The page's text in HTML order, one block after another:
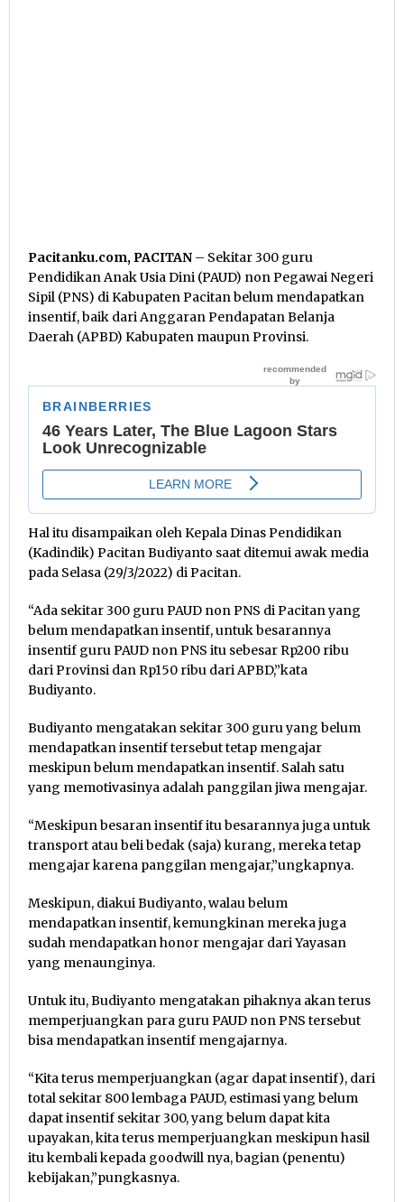
Pacitanku.com, PACITAN – Sekitar 300 guru
Pendidikan Anak Usia Dini (PAUD) non Pegawai Negeri
Sipil (PNS) di Kabupaten Pacitan belum mendapatkan
insentif, baik dari Anggaran Pendapatan Belanja
Daerah (APBD) Kabupaten maupun Provinsi.
Hal itu disampaikan oleh Kepala Dinas Pendidikan
(Kadindik) Pacitan Budiyanto saat ditemui awak media
pada Selasa (29/3/2022) di Pacitan.
“Ada sekitar 300 guru PAUD non PNS di Pacitan yang
belum mendapatkan insentif, untuk besarannya
insentif guru PAUD non PNS itu sebesar Rp200 ribu
dari Provinsi dan Rp150 ribu dari APBD,”kata
Budiyanto.
Budiyanto mengatakan sekitar 300 guru yang belum
mendapatkan insentif tersebut tetap mengajar
meskipun belum mendapatkan insentif. Salah satu
yang memotivasinya adalah panggilan jiwa mengajar.
“Meskipun besaran insentif itu besarannya juga untuk
transport atau beli bedak (saja) kurang, mereka tetap
mengajar karena panggilan mengajar,”ungkapnya.
Meskipun, diakui Budiyanto, walau belum
mendapatkan insentif, kemungkinan mereka juga
sudah mendapatkan honor mengajar dari Yayasan
yang menaunginya.
Untuk itu, Budiyanto mengatakan pihaknya akan terus
memperjuangkan para guru PAUD non PNS tersebut
bisa mendapatkan insentif mengajarnya.
“Kita terus memperjuangkan (agar dapat insentif), dari
total sekitar 800 lembaga PAUD, estimasi yang belum
dapat insentif sekitar 300, yang belum dapat kita
upayakan, kita terus memperjuangkan meskipun hasil
itu kembali kepada goodwill nya, bagian (penentu)
kebijakan,”pungkasnya.